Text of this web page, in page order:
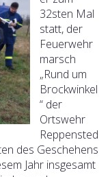
32sten Mal
statt, der
Feuerwehr
marsch
„Rund um
Brockwinkel
“ der
Ortswehr
Reppensted
des Geschehens
Jahr insgesamt